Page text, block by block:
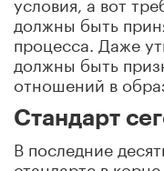
должны быть
процесса. Даже
должны быть
отношений в
Стандарт
В последние